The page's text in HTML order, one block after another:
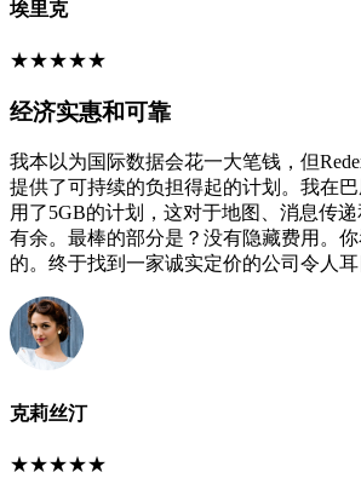
埃里克
★★★★★
经济实惠和可靠
我本以为国际数据会花一大笔钱，但
提供了可持续的负担得起的计划。我在
用了5GB的计划，这对于地图、消息传
有余。最棒的部分是？没有隐藏费用。
的。终于找到一家诚实定价的公司令人耳
克莉丝汀
★★★★★